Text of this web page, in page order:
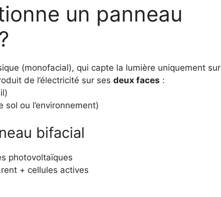
un panneau
(monofacial), qui capte la lumière uniquement sur
de l’électricité sur ses deux faces :
sol ou l’environnement)
bifacial
photovoltaïques
+ cellules actives